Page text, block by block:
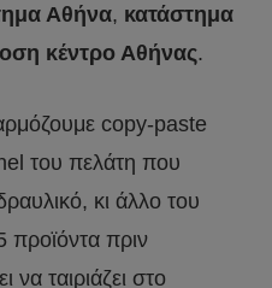
Αθήνα, κατάστημα
κέντρο Αθήνας.
copy-paste
του πελάτη που
κι άλλο του
προϊόντα πριν
ταιριάζει στο